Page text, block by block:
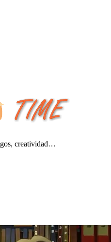
creatividad…